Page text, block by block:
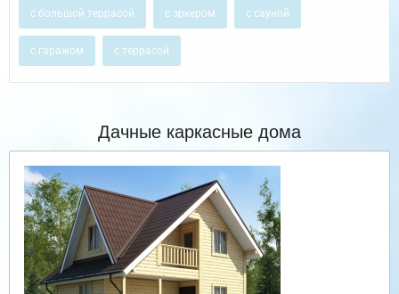
с большой террасой с эркером с сауной
с гаражом с террасой
Дачные каркасные дома